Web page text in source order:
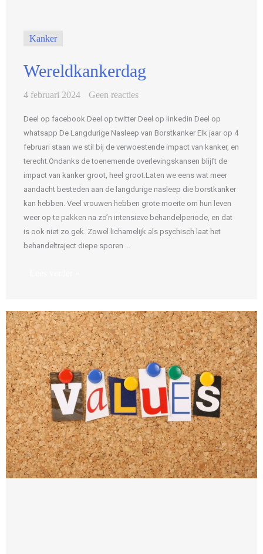
Kanker
Wereldkankerdag
4 februari 2024 Geen reacties
Deel op facebook Deel op twitter Deel op linkedin Deel op
whatsapp De Langdurige Nasleep van Borstkanker Elk jaar op 4
februari staan we stil bij de verwoestende impact van kanker, en
terecht.Ondanks de toenemende overlevingskansen blijft de
impact van kanker groot, heel groot.Laten we eens wat meer
aandacht besteden aan de langdurige nasleep die borstkanker
kan hebben. Veel vrouwen hebben grote moeite om hun leven
weer op te pakken na zo’n intensieve behandelperiode, en dat
is ook niet zo gek. Zowel lichamelijk als psychisch laat het
behandeltraject diepe sporen ...